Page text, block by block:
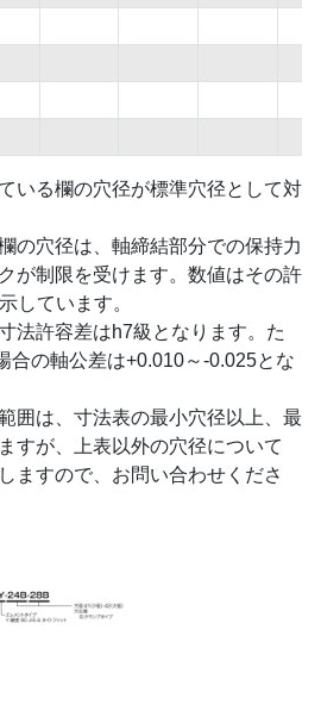
いる欄の穴径が標準穴径として対
の穴径は、軸締結部分での保持力
が制限を受けます。数値はその許
しています。
法許容差はh7級となります。た
合の軸公差は+0.010～-0.025とな
囲は、寸法表の最小穴径以上、最
すが、上表以外の穴径について
ますので、お問い合わせくださ